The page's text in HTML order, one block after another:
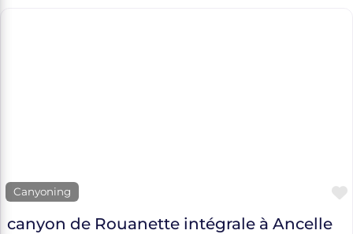
Canyoning
canyon de Rouanette intégrale à Ancelle